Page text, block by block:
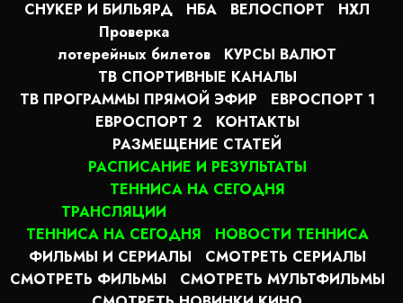
СНУКЕР И БИЛЬЯРД
НБА ВЕЛОСПОРТ
НХЛ
Проверка
лотерейных билетов
КУРСЫ ВАЛЮТ
ТВ СПОРТИВНЫЕ КАНАЛЫ
ТВ ПРОГРАММЫ ПРЯМОЙ ЭФИР
ЕВРОСПОРТ 1
ЕВРОСПОРТ 2
КОНТАКТЫ
РАЗМЕЩЕНИЕ СТАТЕЙ
РАСПИСАНИЕ И РЕЗУЛЬТАТЫ
ТЕННИСА НА СЕГОДНЯ
ТРАНСЛЯЦИИ
ТЕННИСА НА СЕГОДНЯ
НОВОСТИ ТЕННИСА
ФИЛЬМЫ И СЕРИАЛЫ
СМОТРЕТЬ СЕРИАЛЫ
СМОТРЕТЬ ФИЛЬМЫ
СМОТРЕТЬ МУЛЬТФИЛЬМЫ